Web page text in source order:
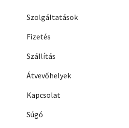
Szolgáltatások
Fizetés
Szállítás
Átvevőhelyek
Kapcsolat
Súgó